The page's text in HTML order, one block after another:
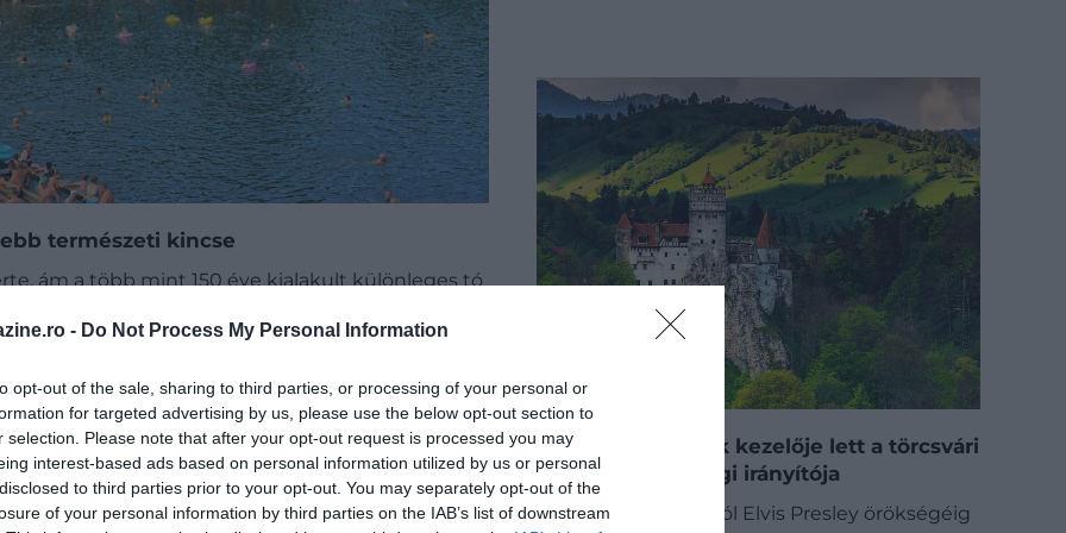
- Do Not Process My Personal Information
opt-out of the sale, sharing to third parties, or processing of your personal or
for targeted advertising by us, please use the below opt-out section to
selection. Please note that after your opt-out request is processed you may
interest-based ads based on personal information utilized by us or personal
to third parties prior to your opt-out. You may separately opt-out of the
of your personal information by third parties on the IAB’s list of downstream
természeti kincse
ám a több mint 150 éve kialakult különleges tó
őrizheti meg azokat a rendkívüli
jelenséggé tették?
Elvis örökségének kezelője lett a törcsvári
kastély új többségi irányítója
A Drakula-legendától Elvis Presley örökségéig